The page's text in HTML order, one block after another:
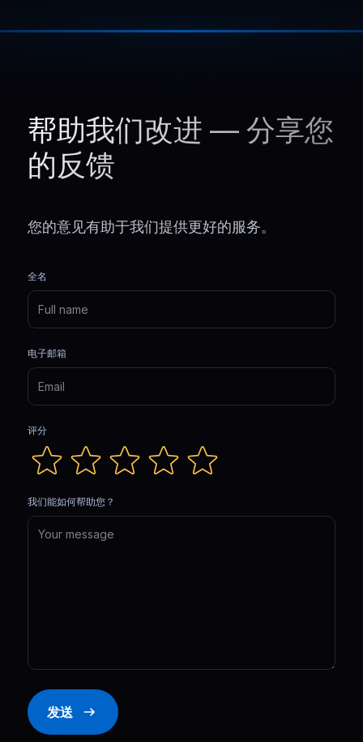
帮助我们改进 — 分享您
的反馈
您的意见有助于我们提供更好的服务。
全名
电子邮箱
评分
我们能如何帮助您？
发送